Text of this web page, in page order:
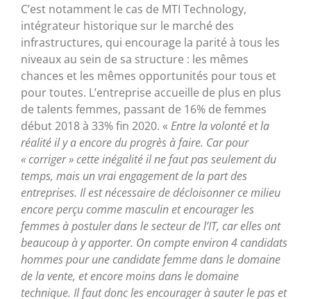
C’est notamment le cas de MTI Technology,
intégrateur historique sur le marché des
infrastructures, qui encourage la parité à tous les
niveaux au sein de sa structure : les mêmes
chances et les mêmes opportunités pour tous et
pour toutes. L’entreprise accueille de plus en plus
de talents femmes, passant de 16% de femmes
début 2018 à 33% fin 2020. « Entre la volonté et la
réalité il y a encore du progrès à faire. Car pour
« corriger » cette inégalité il ne faut pas seulement du
temps, mais un vrai engagement de la part des
entreprises. Il est nécessaire de décloisonner ce milieu
encore perçu comme masculin et encourager les
femmes à postuler dans le secteur de l’IT, car elles ont
beaucoup à y apporter. On compte environ 4 candidats
hommes pour une candidate femme dans le domaine
de la vente, et encore moins dans le domaine
technique. Il faut donc les encourager à sauter le pas et